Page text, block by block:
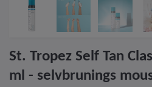
St. Tropez Self Tan
ml - selvbrunings